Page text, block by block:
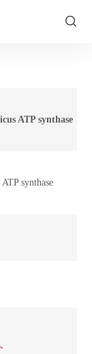
ATP synthase
synthase